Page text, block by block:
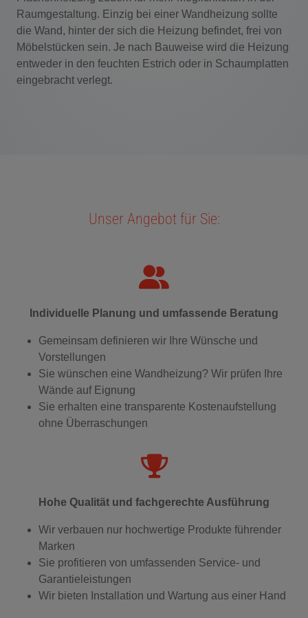
Raumgestaltung. Einzig bei einer Wandheizung sollte
die Wand, hinter der sich die Heizung befindet, frei von
Möbelstücken sein. Je nach Bauweise wird die Heizung
entweder in den feuchten Estrich oder in Schaumplatten
eingebracht verlegt.
Unser Angebot für Sie:
Individuelle Planung und umfassende Beratung
Gemeinsam definieren wir Ihre Wünsche und
Vorstellungen
Sie wünschen eine Wandheizung? Wir prüfen Ihre
Wände auf Eignung
Sie erhalten eine transparente Kostenaufstellung
ohne Überraschungen
Hohe Qualität und fachgerechte Ausführung
Wir verbauen nur hochwertige Produkte führender
Marken
Sie profitieren von umfassenden Service- und
Garantieleistungen
Wir bieten Installation und Wartung aus einer Hand